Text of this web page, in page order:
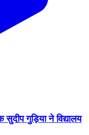
सुदीप गुड़िया ने विद्यालय